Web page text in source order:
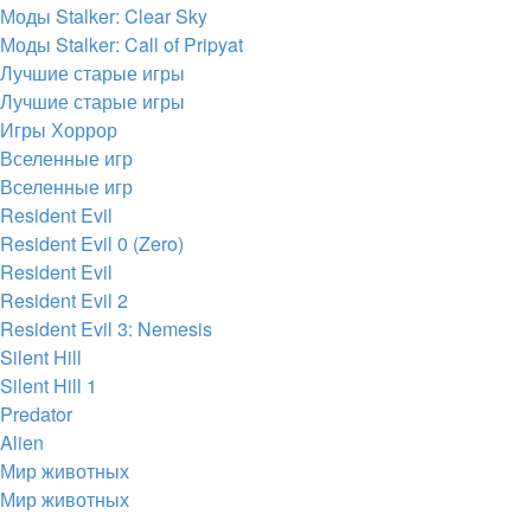
Моды Stalker: Clear Sky
Моды Stalker: Call of Pripyat
Лучшие старые игры
Лучшие старые игры
Игры Хоррор
Вселенные игр
Вселенные игр
Resident Evil
Resident Evil 0 (Zero)
Resident Evil
Resident Evil 2
Resident Evil 3: Nemesis
Silent Hill
Silent Hill 1
Predator
Alien
Мир животных
Мир животных